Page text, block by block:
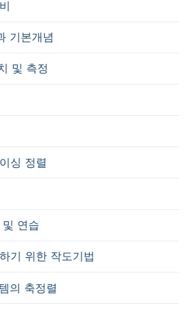
기본개념
및 측정
싱 정렬
연습
기 위한 작도기법
의 축정렬